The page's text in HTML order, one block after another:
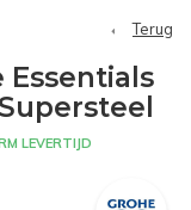
Terug
Essentials
LEVERTIJD